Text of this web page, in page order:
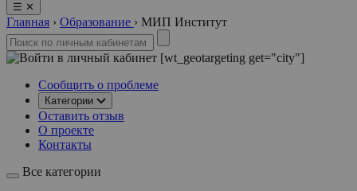
☰ ✕
Главная › Образование › МИП Институт
[wt_geotargeting get="city"]
Сообщить о проблеме
Категории
Оставить отзыв
О проекте
Контакты
Все категории